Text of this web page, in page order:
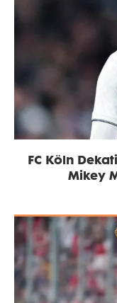
FC Köln
Mikey